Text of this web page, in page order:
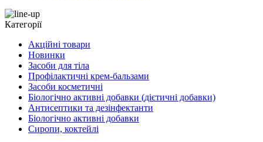
Категорії
Акційні товари
Новинки
Засоби для тіла
Профілактичні крем-бальзами
Засоби косметичні
Біологічно активні добавки (дієтичні добавки)
Антисептики та дезінфектанти
Біологічно активні добавки
Сиропи, коктейлі